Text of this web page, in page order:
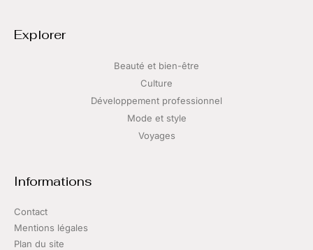
Explorer
Beauté et bien-être
Culture
Développement professionnel
Mode et style
Voyages
Informations
Contact
Mentions légales
Plan du site